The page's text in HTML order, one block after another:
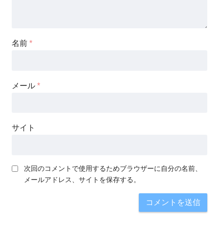
名前 *
メール *
サイト
次回のコメントで使用するためブラウザーに自分の名前、
メールアドレス、サイトを保存する。